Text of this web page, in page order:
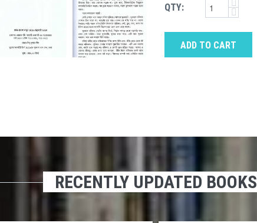
QTY:
ADD TO CART
RECENTLY UPDATED BOOKS